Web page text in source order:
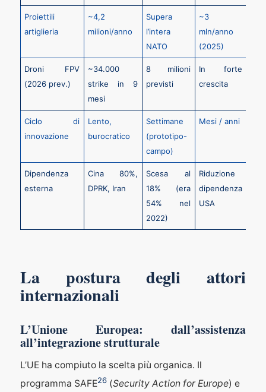
Proiettili
artiglieria
~4,2
milioni/anno
Supera
l’intera
NATO
~3
mln/anno
(2025)
Droni FPV
(2026 prev.)
~34.000
strike in 9
mesi
8 milioni
previsti
In forte
crescita
Ciclo di
innovazione
Lento,
burocratico
Settimane
(prototipo-
campo)
Mesi / anni
Dipendenza
esterna
Cina 80%,
DPRK, Iran
Scesa al
18% (era
54% nel
2022)
Riduzione
dipendenza
USA
La postura degli attori
internazionali
L’Unione Europea: dall’assistenza
all’integrazione strutturale
L’UE ha compiuto la scelta più organica. Il
programma SAFE26(Security Action for Europe) e